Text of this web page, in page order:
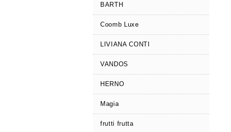
BARTH
Coomb Luxe
LIVIANA CONTI
VANDOS
HERNO
Magia
frutti frutta